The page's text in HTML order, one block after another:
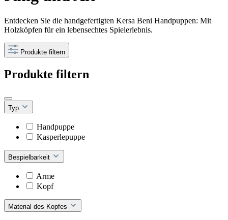
Entdecken Sie die handgefertigten Kersa Beni Handpuppen: Mit
Holzköpfen für ein lebensechtes Spielerlebnis.
Produkte filtern
Produkte filtern
Typ
Handpuppe
Kasperlepuppe
Bespielbarkeit
Arme
Kopf
Material des Kopfes